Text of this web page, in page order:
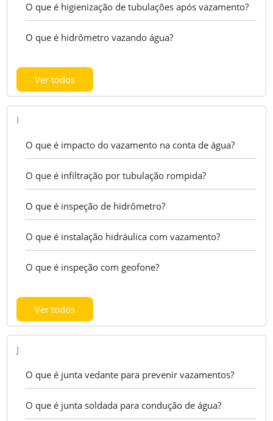
O que é higienização de tubulações após vazamento?
O que é hidrômetro vazando água?
Ver todos
I
O que é impacto do vazamento na conta de água?
O que é infiltração por tubulação rompida?
O que é inspeção de hidrômetro?
O que é instalação hidráulica com vazamento?
O que é inspeção com geofone?
Ver todos
J
O que é junta vedante para prevenir vazamentos?
O que é junta soldada para condução de água?